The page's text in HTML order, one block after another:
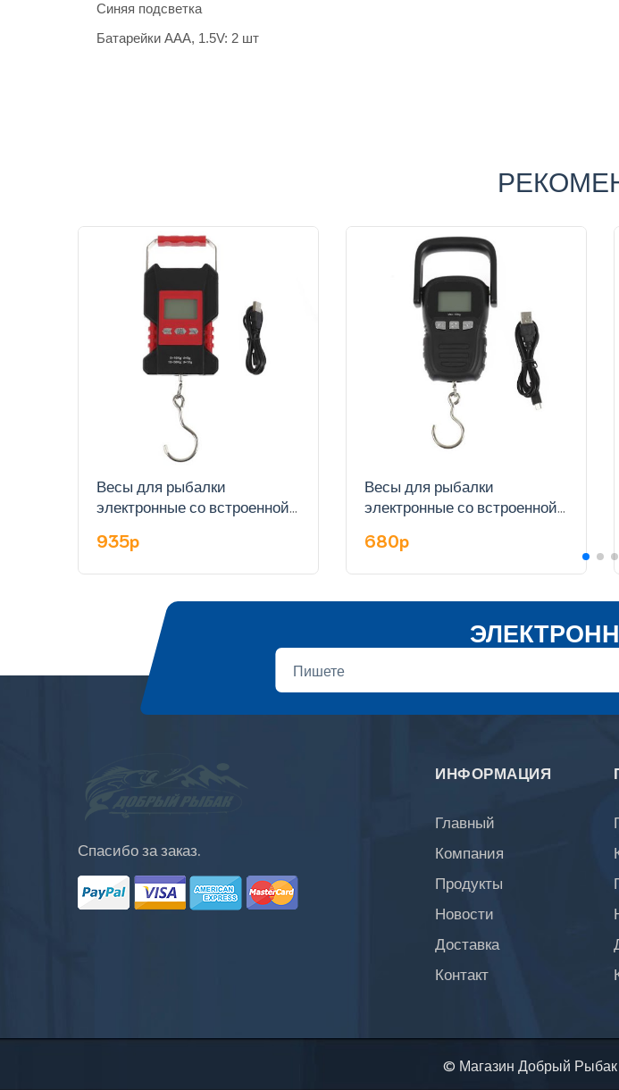
Синяя подсветка
Батарейки ААА, 1.5V: 2 шт
Весы для рыбалки
электронные со встроенной
935p
Весы для рыбалки
электронные со встроенной
680p
Спасибо за заказ.
ИНФОРМАЦИЯ
Главный
Компания
Продукты
Новости
Доставка
Контакт
© Магазин Добрый Рыбак